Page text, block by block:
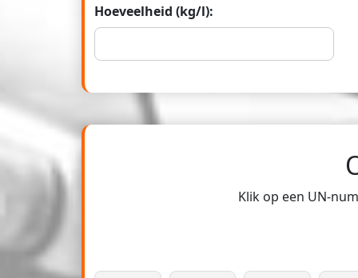
Hoeveelheid (kg/l):
Klik op een UN-